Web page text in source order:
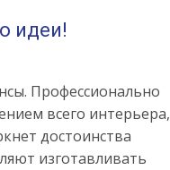
идеи!
Профессионально
всего интерьера,
достоинства
изготавливать